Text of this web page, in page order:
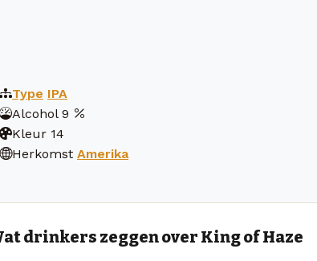
Type IPA
Alcohol 9
Kleur 14
Herkomst Amerika
drinkers zeggen over King of Haze